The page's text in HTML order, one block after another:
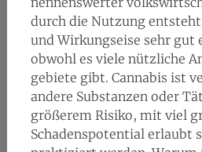
durch die Nutzung
und Wirkungseise sehr gut
obwohl es viele nützliche
gebiete gibt. Cannabis ist
andere Substanzen oder
größerem Risiko, mit viel
Schadenspotential erlaubt